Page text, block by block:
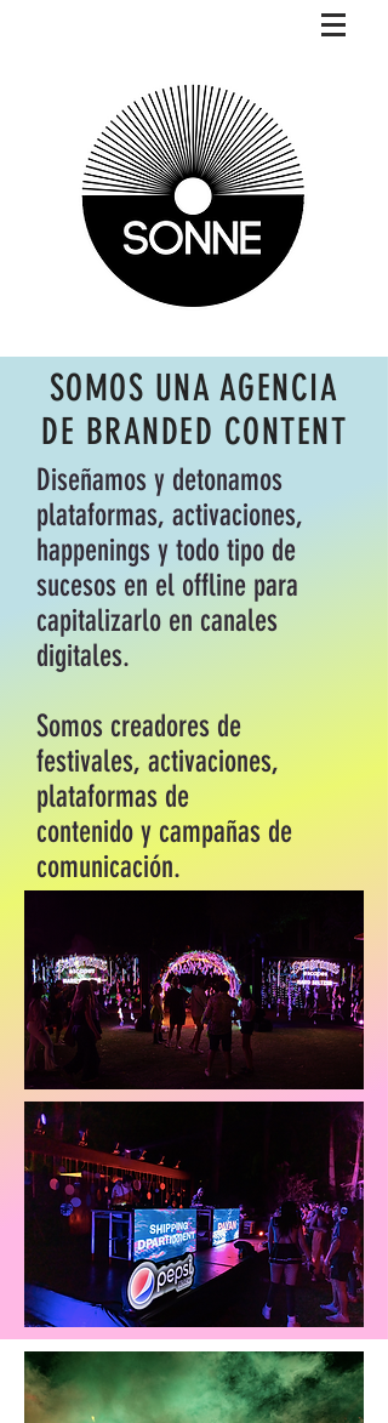
SOMOS UNA AGENCIA
DE BRANDED CONTENT
Diseñamos y detonamos
plataformas, activaciones,
happenings y todo tipo de
sucesos en el offline para
capitalizarlo en canales
digitales.
Somos creadores de
festivales, activaciones,
plataformas de
contenido y campañas de
comunicación.